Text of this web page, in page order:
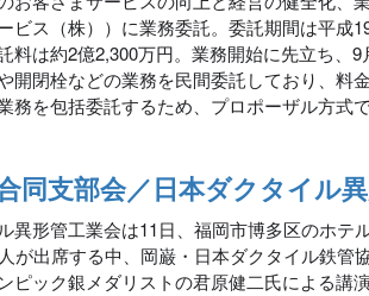
ビス（株））に業務委託。委託期間は平成
料は約2億2,300万円。業務開始に先立ち、
開閉栓などの業務を民間委託しており、料
務を包括委託するため、プロポーザル方式
同支部会／日本ダクタイル
異形管工業会は11日、福岡市博多区のホテ
が出席する中、岡巌・日本ダクタイル鉄管
ピック銀メダリストの君原健二氏による講